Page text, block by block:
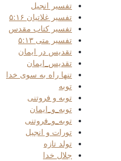
تفسیر انجیل
تفسیر غلاتیان ۵:۱۶
تفسیر کتاب مقدس
تفسیر متی ۵:۱۳
تقدیس در ایمان
تقدیس_ایمان
تنها راه به سوی خدا
توبه
توبه و فروتنی
توبه_و_ایمان
توبه_و_فروتنی
تورات و انجیل
تولد تازه
جلال خدا